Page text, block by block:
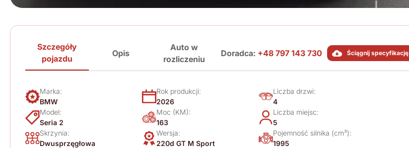
Szczegóły
pojazdu
Opis
Auto w
rozliczeniu
Doradca: +48 797 143 730 Ściągnij specyfikację
Marka:
BMW
Rok produkcji:
2026
Liczba drzwi:
4
Model:
Seria 2
Moc (KM):
163
Liczba miejsc:
5
Skrzynia:
Dwusprzęgłowa
Wersja:
220d GT M Sport
Pojemność silnika (cm³):
1995